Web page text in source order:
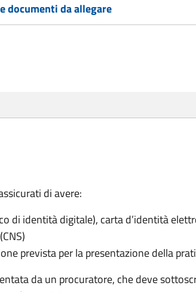
documenti da allegare
di avere:
di identità digitale), carta d’identità
prevista per la presentazione della
da un procuratore, che deve